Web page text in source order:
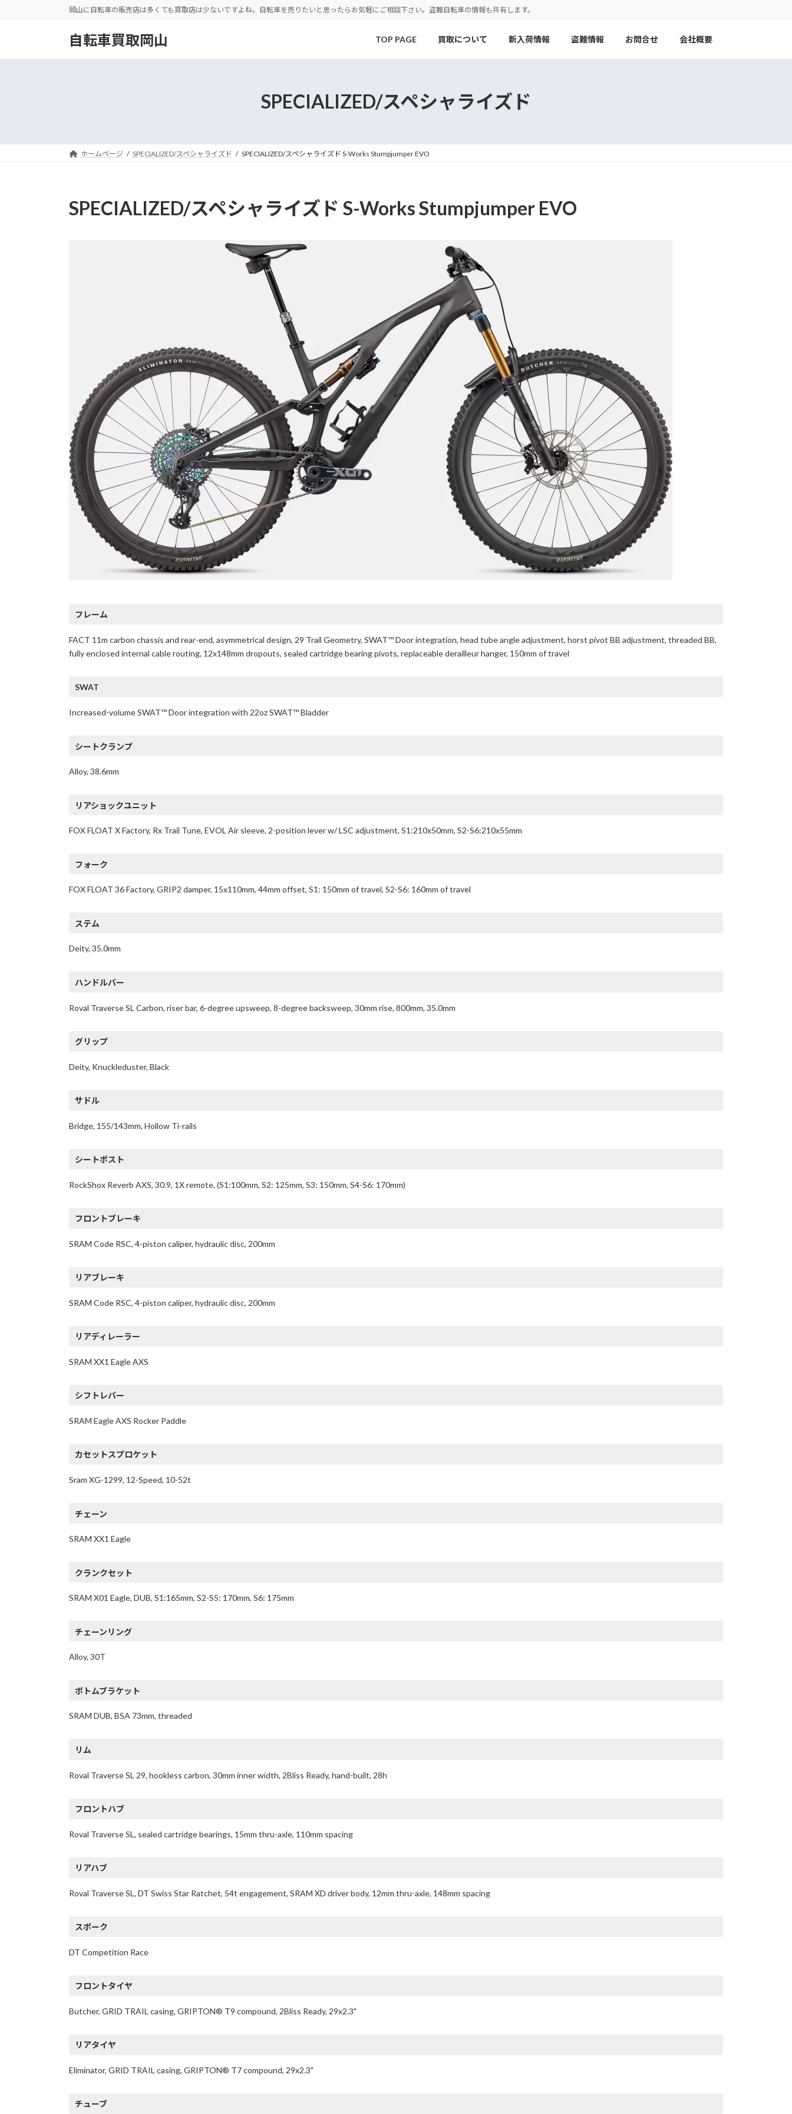
岡山に自転車の販売店は多くても買取店は少ないですよね。自転車を売りたいと思ったらお気軽にご相談下さい。盗難自転車の情報も共有します。
自転車買取岡山 TOP PAGE 買取について 新入荷情報 盗難情報 お問合せ 会社概要
SPECIALIZED/スペシャライズド
ホームページ SPECIALIZED/スペシャライズド SPECIALIZED/スペシャライズド S-Works Stumpjumper EVO
SPECIALIZED/スペシャライズド S-Works Stumpjumper EVO
フレーム
FACT 11m carbon chassis and rear-end, asymmetrical design, 29 Trail Geometry, SWAT™ Door integration, head tube angle adjustment, horst pivot BB adjustment, threaded BB,
fully enclosed internal cable routing, 12x148mm dropouts, sealed cartridge bearing pivots, replaceable derailleur hanger, 150mm of travel
SWAT
Increased-volume SWAT™ Door integration with 22oz SWAT™ Bladder
シートクランプ
Alloy, 38.6mm
リアショックユニット
FOX FLOAT X Factory, Rx Trail Tune, EVOL Air sleeve, 2-position lever w/ LSC adjustment, S1:210x50mm, S2-S6:210x55mm
フォーク
FOX FLOAT 36 Factory, GRIP2 damper, 15x110mm, 44mm offset, S1: 150mm of travel, S2-S6: 160mm of travel
ステム
Deity, 35.0mm
ハンドルバー
Roval Traverse SL Carbon, riser bar, 6-degree upsweep, 8-degree backsweep, 30mm rise, 800mm, 35.0mm
グリップ
Deity, Knuckleduster, Black
サドル
Bridge, 155/143mm, Hollow Ti-rails
シートポスト
RockShox Reverb AXS, 30.9, 1X remote, (S1:100mm, S2: 125mm, S3: 150mm, S4-S6: 170mm)
フロントブレーキ
SRAM Code RSC, 4-piston caliper, hydraulic disc, 200mm
リアブレーキ
SRAM Code RSC, 4-piston caliper, hydraulic disc, 200mm
リアディレーラー
SRAM XX1 Eagle AXS
シフトレバー
SRAM Eagle AXS Rocker Paddle
カセットスプロケット
Sram XG-1299, 12-Speed, 10-52t
チェーン
SRAM XX1 Eagle
クランクセット
SRAM X01 Eagle, DUB, S1:165mm, S2-S5: 170mm, S6: 175mm
チェーンリング
Alloy, 30T
ボトムブラケット
SRAM DUB, BSA 73mm, threaded
リム
Roval Traverse SL 29, hookless carbon, 30mm inner width, 2Bliss Ready, hand-built, 28h
フロントハブ
Roval Traverse SL, sealed cartridge bearings, 15mm thru-axle, 110mm spacing
リアハブ
Roval Traverse SL, DT Swiss Star Ratchet, 54t engagement, SRAM XD driver body, 12mm thru-axle, 148mm spacing
スポーク
DT Competition Race
フロントタイヤ
Butcher, GRID TRAIL casing, GRIPTON® T9 compound, 2Bliss Ready, 29x2.3"
リアタイヤ
Eliminator, GRID TRAIL casing, GRIPTON® T7 compound, 29x2.3"
チューブ